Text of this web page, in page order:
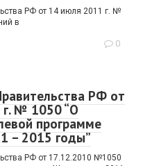
РФ от 14 июля 2011 г. №
в
0
РФ от
г. № 1050 “О
программе
– 2015 годы”
РФ от 17.12.2010 №1050